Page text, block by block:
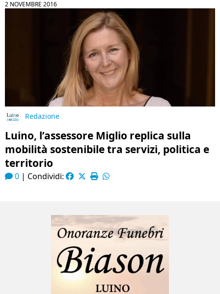
2 NOVEMBRE 2016
Redazione
Luino, l’assessore Miglio replica sulla
mobilità sostenibile tra servizi, politica e
territorio
0 | Condividi: